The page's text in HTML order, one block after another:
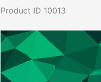
Product ID 10013
€3,343 / 503
Worldwide shipping